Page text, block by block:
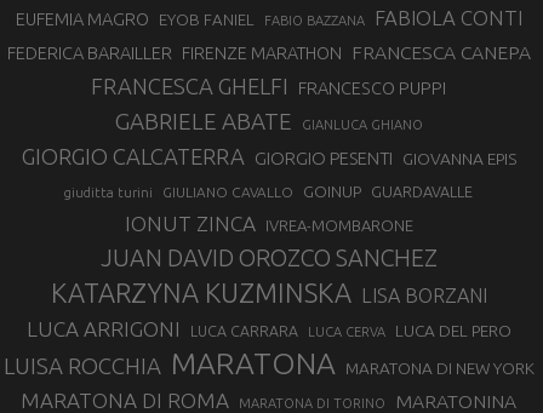
EUFEMIA MAGRO EYOB FANIEL FABIO BAZZANA FABIOLA CONTI
FEDERICA BARAILLER FIRENZE MARATHON FRANCESCA CANEPA
FRANCESCA GHELFI FRANCESCO PUPPI
GABRIELE ABATE GIANLUCA GHIANO
GIORGIO CALCATERRA GIORGIO PESENTI GIOVANNA EPIS
giuditta turini GIULIANO CAVALLO GOINUP GUARDAVALLE
IONUT ZINCA IVREA-MOMBARONE
JUAN DAVID OROZCO SANCHEZ
KATARZYNA KUZMINSKA LISA BORZANI
LUCA ARRIGONI LUCA CARRARA LUCA CERVA LUCA DEL PERO
LUISA ROCCHIA MARATONA MARATONA DI NEW YORK
MARATONA DI ROMA MARATONA DI TORINO MARATONINA